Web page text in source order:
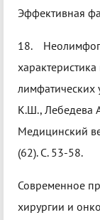
Эффективная
18.
лимфатических
К.Ш., Лебедева
Медицинский
(62). С. 53-58.
Современное
хирургии и